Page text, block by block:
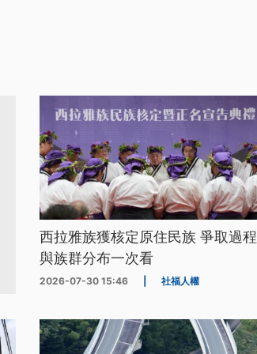
西拉雅族獲核定原住民族 爭取過程
與族群分布一次看
2026-07-30 15:46 社福人權